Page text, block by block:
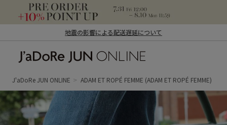
地震の影響による配送遅延について
ン オンライン）
J'aDoRe JUN ONLINE ADAM ET ROPÉ FEMME (ADAM ET ROPÉ FEMME)